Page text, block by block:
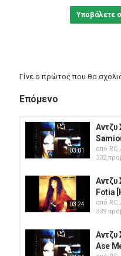
Υποβάλετε
Γίνε ο πρώτος που θα
Επόμενο
03:01
Αντζυ
από
332
03:24
Αντζυ
Fotia
από
339
Αντζυ
Ase